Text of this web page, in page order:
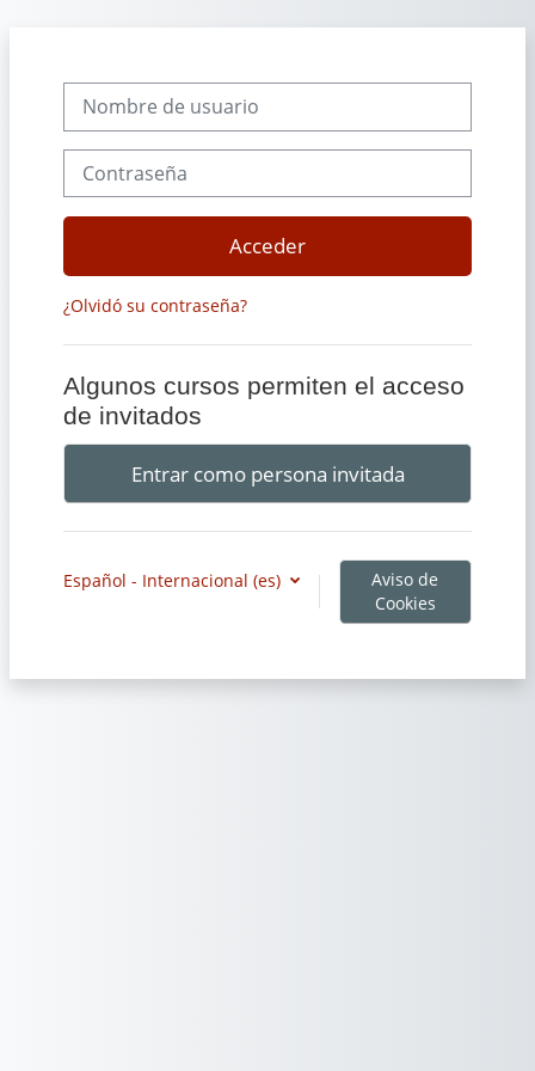
Nombre de usuario
Acceder
¿Olvidó su contraseña?
Algunos cursos permiten el acceso
de invitados
Entrar como persona invitada
Español - Internacional ‎(es)‎
Aviso de
Cookies